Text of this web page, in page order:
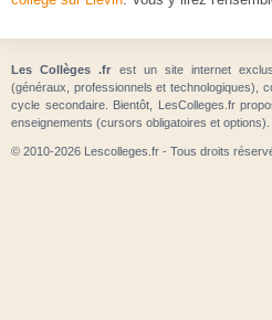
Les Collèges .fr est un site internet
(généraux, professionnels et technologiques),
cycle secondaire. Bientôt, LesColleges.fr
enseignements (cursors obligatoires et options).
© 2010-2026 Lescolleges.fr - Tous droits